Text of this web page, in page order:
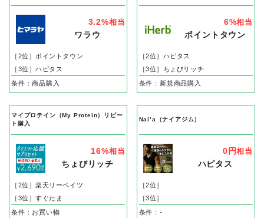
3.2%相当
ワラウ
［2位］ポイントタウン
［3位］ハピタス
条件：商品購入
6%相当
ポイントタウン
［2位］ハピタス
［3位］ちょびリッチ
条件：新規商品購入
マイプロテイン（My Protein）リピー
ト購入
16%相当
ちょびリッチ
［2位］楽天リーベイツ
［3位］すぐたま
条件：お買い物
Nai’a（ナイアジム）
0円相当
ハピタス
［2位］
［3位］
条件：-